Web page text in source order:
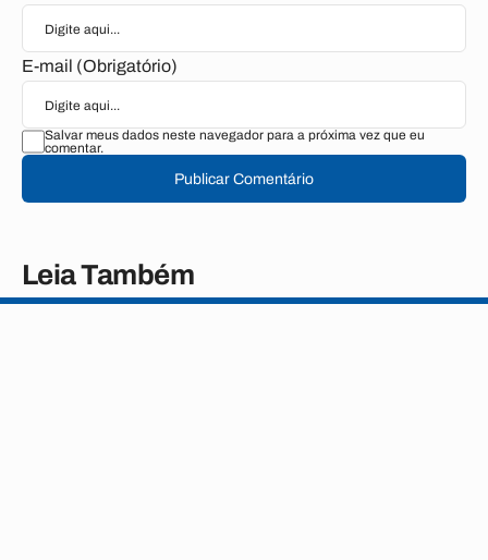
E-mail (Obrigatório)
Salvar meus dados neste navegador para a próxima vez que eu
comentar.
Publicar Comentário
Leia Também